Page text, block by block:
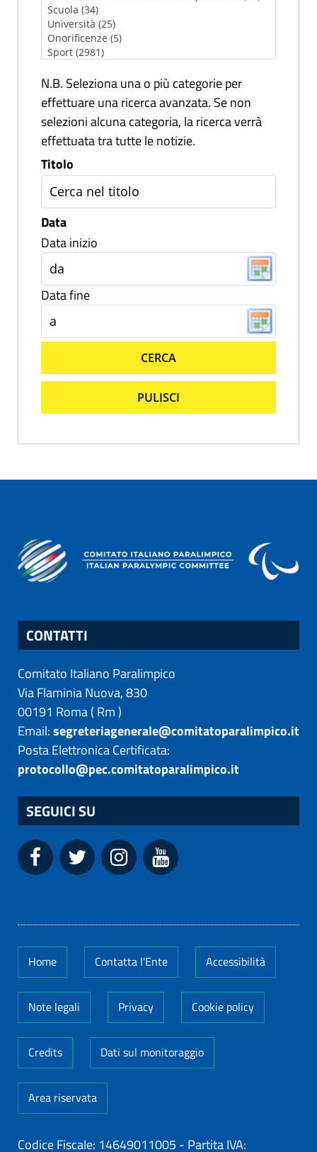
N.B. Seleziona una o più categorie per
effettuare una ricerca avanzata. Se non
selezioni alcuna categoria, la ricerca verrà
effettuata tra tutte le notizie.
Titolo
Data
Data inizio
Data fine
CERCA
PULISCI
CONTATTI
Comitato Italiano Paralimpico
Via Flaminia Nuova, 830
00191 Roma( Rm)
Email:segreteriagenerale@comitatoparalimpico.it
Posta Elettronica Certificata:
protocollo@pec.comitatoparalimpico.it
SEGUICI SU
Home Contatta l'Ente Accessibilità
Note legali Privacy Cookie policy
Credits Dati sul monitoraggio
Area riservata
Codice Fiscale: 14649011005 - Partita IVA: